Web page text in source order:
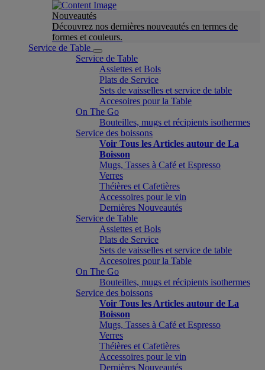
Nouveautés
Découvrez nos dernières nouveautés en termes de
formes et couleurs.
Service de Table
Service de Table
Assiettes et Bols
Plats de Service
Sets de vaisselles et service de table
Accesoires pour la Table
On The Go
Bouteilles, mugs et récipients isothermes
Service des boissons
Voir Tous les Articles autour de La
Boisson
Mugs, Tasses à Café et Espresso
Verres
Théières et Cafetières
Accessoires pour le vin
Dernières Nouveautés
Service de Table
Assiettes et Bols
Plats de Service
Sets de vaisselles et service de table
Accesoires pour la Table
On The Go
Bouteilles, mugs et récipients isothermes
Service des boissons
Voir Tous les Articles autour de La
Boisson
Mugs, Tasses à Café et Espresso
Verres
Théières et Cafetières
Accessoires pour le vin
Dernières Nouveautés